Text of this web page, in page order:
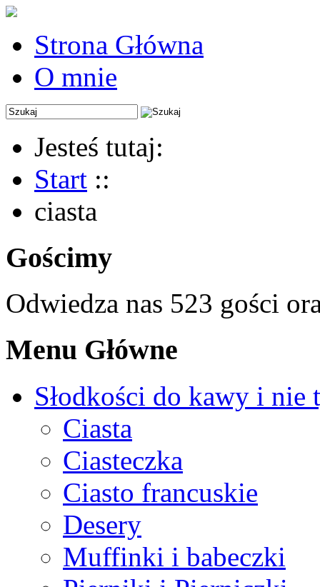
Strona Główna
O mnie
Jesteś tutaj:
Start ::
ciasta
Gościmy
Odwiedza nas 523 gości
Menu Główne
Słodkości do kawy i nie
Ciasta
Ciasteczka
Ciasto francuskie
Desery
Muffinki i babeczki